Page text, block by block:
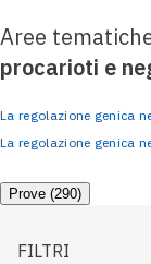
Aree
procarioti e
La regolazione genica
La regolazione genica
Prove (290)
FILTRI